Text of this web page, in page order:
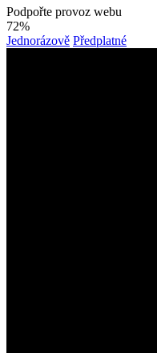
Podpořte provoz webu
72%
Jednorázově Předplatné